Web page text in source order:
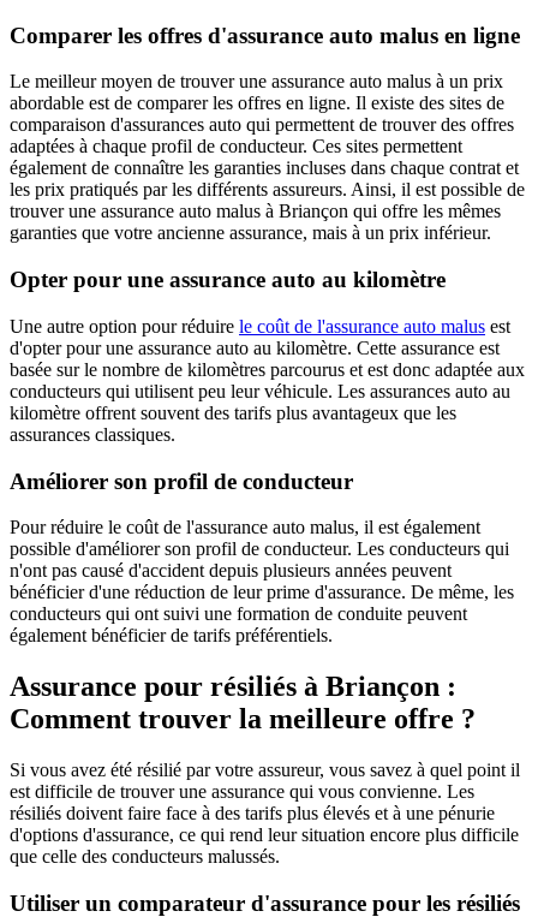
Comparer les offres d'assurance auto malus en ligne
Le meilleur moyen de trouver une assurance auto malus à un prix
abordable est de comparer les offres en ligne. Il existe des sites de
comparaison d'assurances auto qui permettent de trouver des offres
adaptées à chaque profil de conducteur. Ces sites permettent
également de connaître les garanties incluses dans chaque contrat et
les prix pratiqués par les différents assureurs. Ainsi, il est possible de
trouver une assurance auto malus à Briançon qui offre les mêmes
garanties que votre ancienne assurance, mais à un prix inférieur.
Opter pour une assurance auto au kilomètre
Une autre option pour réduire le coût de l'assurance auto malus est
d'opter pour une assurance auto au kilomètre. Cette assurance est
basée sur le nombre de kilomètres parcourus et est donc adaptée aux
conducteurs qui utilisent peu leur véhicule. Les assurances auto au
kilomètre offrent souvent des tarifs plus avantageux que les
assurances classiques.
Améliorer son profil de conducteur
Pour réduire le coût de l'assurance auto malus, il est également
possible d'améliorer son profil de conducteur. Les conducteurs qui
n'ont pas causé d'accident depuis plusieurs années peuvent
bénéficier d'une réduction de leur prime d'assurance. De même, les
conducteurs qui ont suivi une formation de conduite peuvent
également bénéficier de tarifs préférentiels.
Assurance pour résiliés à Briançon :
Comment trouver la meilleure offre ?
Si vous avez été résilié par votre assureur, vous savez à quel point il
est difficile de trouver une assurance qui vous convienne. Les
résiliés doivent faire face à des tarifs plus élevés et à une pénurie
d'options d'assurance, ce qui rend leur situation encore plus difficile
que celle des conducteurs malussés.
Utiliser un comparateur d'assurance pour les résiliés